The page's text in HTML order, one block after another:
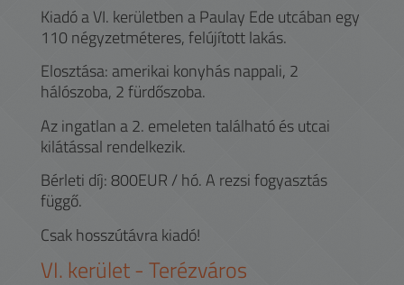
Kiadó a VI. kerületben a Paulay Ede utcában egy
110 négyzetméteres, felújított lakás.
Elosztása: amerikai konyhás nappali, 2
hálószoba, 2 fürdőszoba.
Az ingatlan a 2. emeleten található és utcai
kilátással rendelkezik.
Bérleti díj: 800EUR / hó. A rezsi fogyasztás
függő.
Csak hosszútávra kiadó!
VI. kerület -Terézváros